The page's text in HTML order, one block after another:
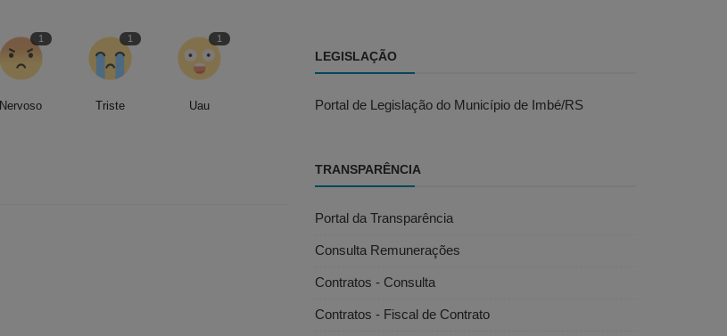
1
Nervoso
1
Triste
1
Uau
LEGISLAÇÃO
Portal de Legislação do Município de Imbé/RS
TRANSPARÊNCIA
Portal da Transparência
Consulta Remunerações
Contratos - Consulta
Contratos - Fiscal de Contrato